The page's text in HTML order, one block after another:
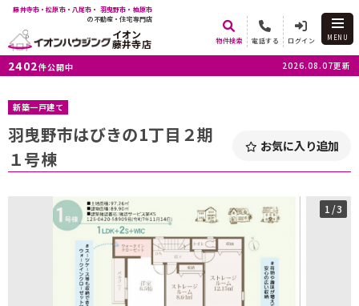
藤井寺市・松原市・八尾市・ 羽曳野市・柏原市
の不動産・住宅専門店
イオン
藤井寺店 物件検索 電話する ログイン MENU
2402件公開中 2026.08.07更新
新築一戸建て
羽曳野市はびきの1丁目２期
１号棟
お気に入り追加
1 /3